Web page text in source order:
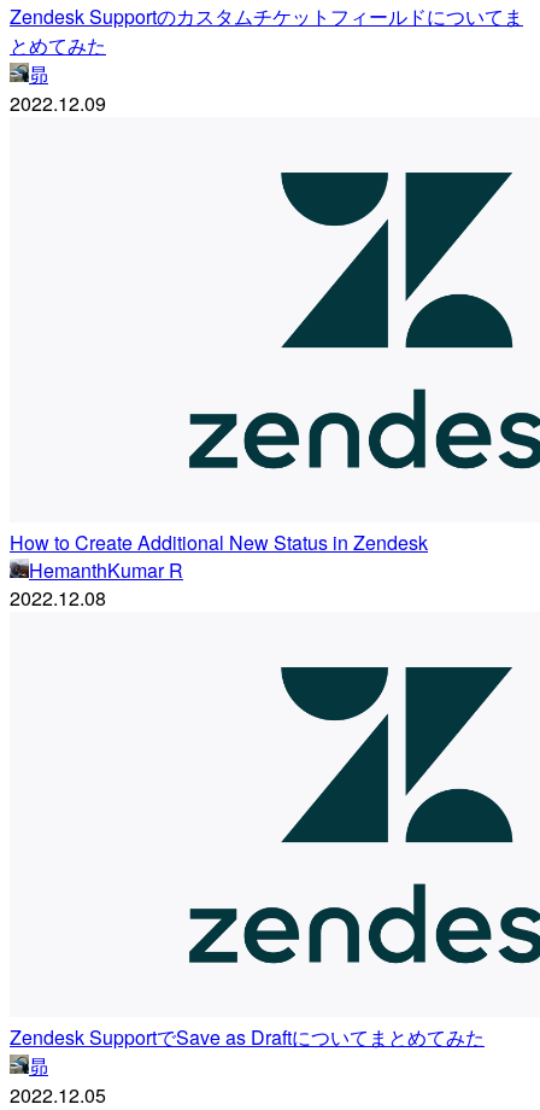
Zendesk Supportのカスタムチケットフィールドについてま
とめてみた
昴
2022.12.09
How to Create Additional New Status in Zendesk
HemanthKumar R
2022.12.08
Zendesk SupportでSave as Draftについてまとめてみた
昴
2022.12.05